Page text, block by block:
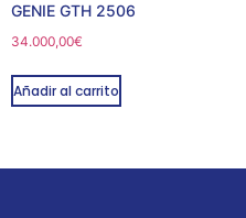
GENIE GTH 2506
34.000,00€
Añadir al carrito